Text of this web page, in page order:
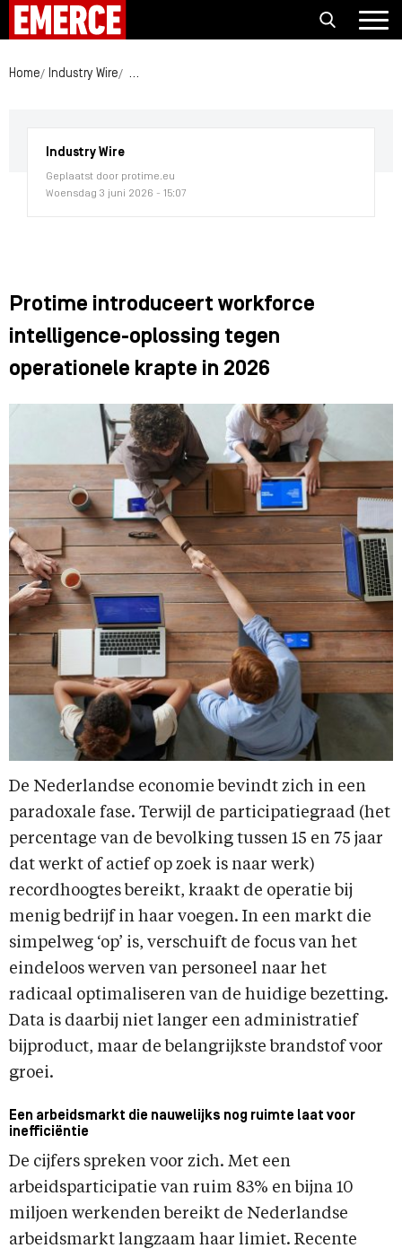
Home Industry Wire Protime introduceert workforce intelligence-
Industry Wire
Geplaatst door protime.eu
Woensdag 3 juni 2026 - 15:07
Protime introduceert workforce
intelligence-oplossing tegen
operationele krapte in 2026
De Nederlandse economie bevindt zich in een
paradoxale fase. Terwijl de participatiegraad (het
percentage van de bevolking tussen 15 en 75 jaar
dat werkt of actief op zoek is naar werk)
recordhoogtes bereikt, kraakt de operatie bij
menig bedrijf in haar voegen. In een markt die
simpelweg ‘op’ is, verschuift de focus van het
eindeloos werven van personeel naar het
radicaal optimaliseren van de huidige bezetting.
Data is daarbij niet langer een administratief
bijproduct, maar de belangrijkste brandstof voor
groei.
Een arbeidsmarkt die nauwelijks nog ruimte laat voor
inefficiëntie
De cijfers spreken voor zich. Met een
arbeidsparticipatie van ruim 83% en bijna 10
miljoen werkenden bereikt de Nederlandse
arbeidsmarkt langzaam haar limiet. Recente